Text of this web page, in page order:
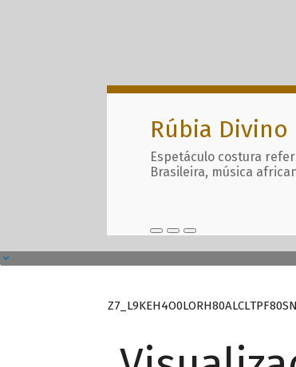
Rúbia Divino
Espetáculo costura
Brasileira, música